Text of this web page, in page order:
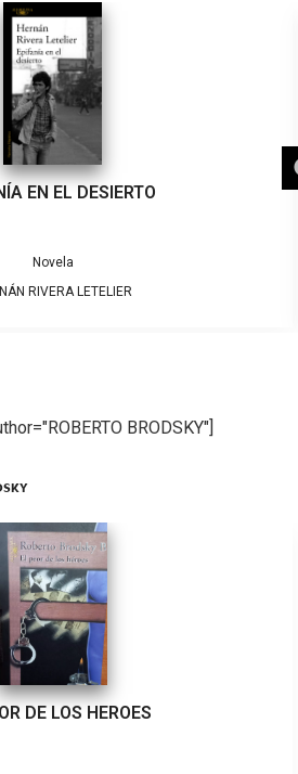
EN EL DESIERTO
Novela
RIVERA LETELIER
BRODSKY"]
DE LOS HEROES